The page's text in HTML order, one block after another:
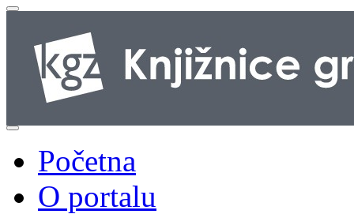
Početna
O portalu